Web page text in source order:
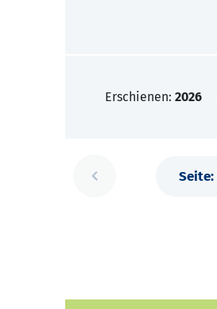
Erschienen: 2026